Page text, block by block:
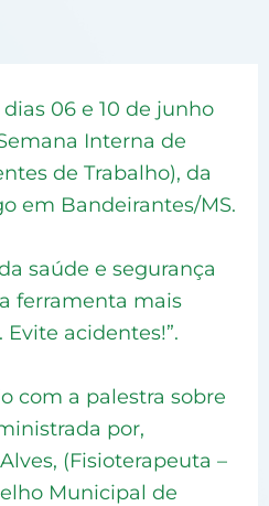
06 e 10 de junho
Interna de
de Trabalho), da
em Bandeirantes/MS.
saúde e segurança
ferramenta mais
acidentes!”.
com a palestra sobre
por,
(Fisioterapeuta –
Municipal de